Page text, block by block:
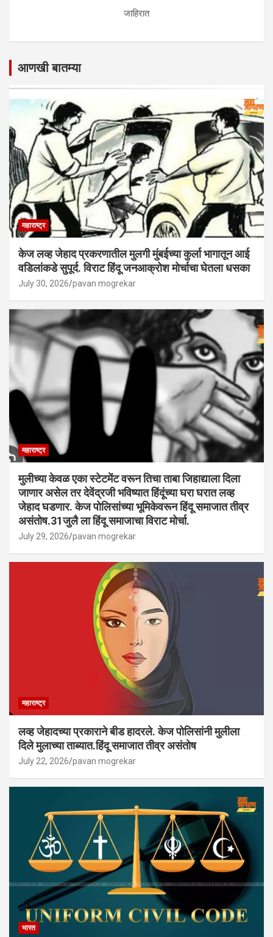
जाहिरात
आणखी बातम्या
महाराष्ट्र
केज लव्ह जेहाद प्रकरणातील मुलगी मुंबईच्या कुर्ला भागातून आई
वडिलांकडे सुपूर्द. विराट हिंदू जनआक्रोश मोर्चाचा घेतला धसका
July 30, 2026 pavan mogrekar
महाराष्ट्र
मुलीच्या केवळ एका स्टेटमेंट वरून तिचा ताबा जिहाद्याला दिला
जाणार असेल तर देवेंद्रजी भविष्यात हिंदूंच्या घरा घरात लव्ह
जेहाद घडणार. केज पोलिसांच्या भूमिकेवरून हिंदू समाजात तीव्र
असंतोष.31जुलै ला हिंदू समाजाचा विराट मोर्चा.
July 29, 2026 pavan mogrekar
महाराष्ट्र
लव्ह जेहादच्या प्रकाराने बीड हादरले. केज पोलिसांनी मुलीला
दिले मुलाच्या ताब्यात.हिंदू समाजात तीव्र असंतोष
July 22, 2026 pavan mogrekar
भारत